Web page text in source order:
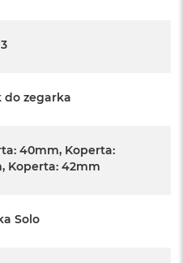
do zegarka
40mm, Koperta:
Koperta: 42mm
Solo